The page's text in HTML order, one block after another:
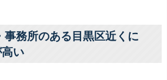
務所のある目黒区近くに
い